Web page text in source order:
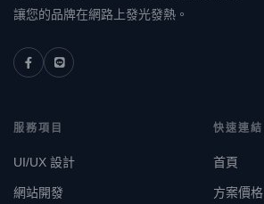
讓您的品牌在網路上發光發熱。
服務項目
UI/UX 設計
網站開發
快速連結
首頁
方案價格